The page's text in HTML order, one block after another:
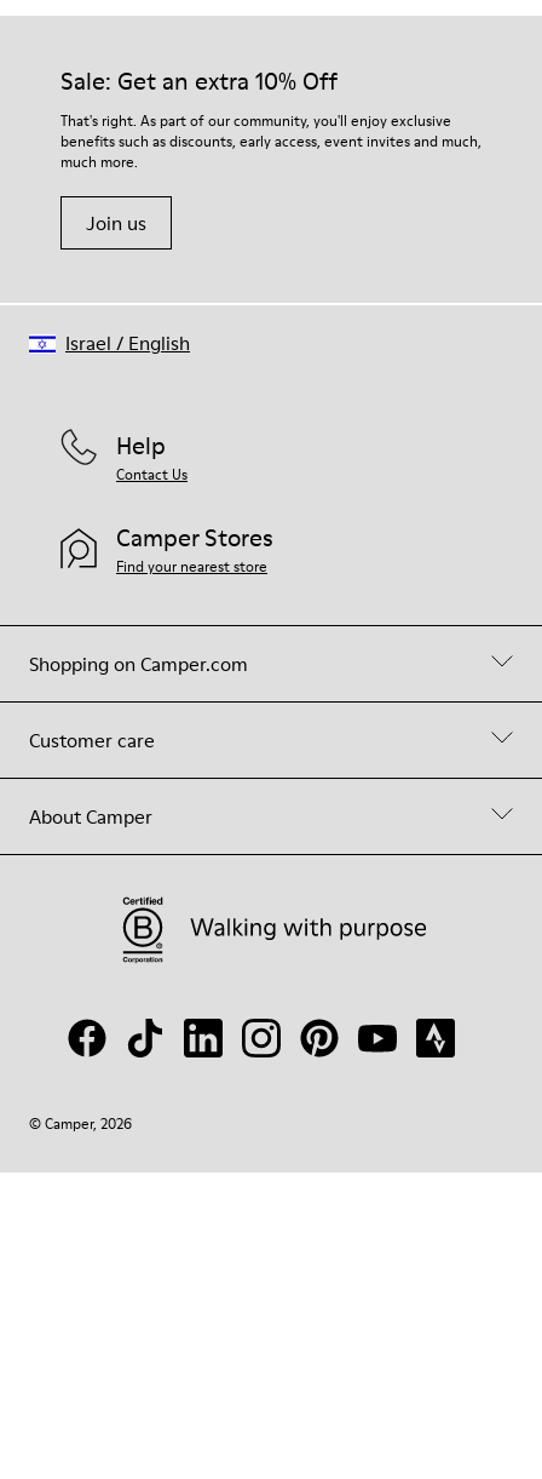
Sale: Get an extra 10% Off
That's right. As part of our community, you'll enjoy exclusive
benefits such as discounts, early access, event invites and much,
much more.
Join us
Shopping on Camper.com
Customer care
About Camper
Help
Contact Us
Camper Stores
Find your nearest store
© Camper, 2026
Israel / English